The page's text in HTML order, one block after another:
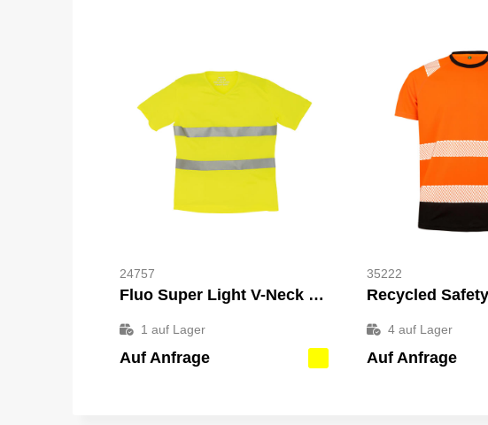
24757
Fluo Super Light V-Neck T-Shirt
1 auf Lager
Auf Anfrage
35222
Recycled
4auf Lager
Auf Anfrage